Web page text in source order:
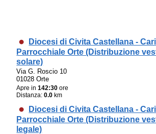
Diocesi di Civita Castellana -
Parrocchiale Orte (Distribuzione
solare)
Via G. Roscio 10
01028 Orte
Apre in142:30 ore
Distanza:0.0 km
Diocesi di Civita Castellana -
Parrocchiale Orte (Distribuzione
legale)